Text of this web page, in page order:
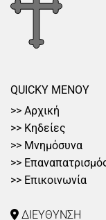
QUICKY ΜΕΝΟΥ
>> Αρχική
>> Κηδείες
>> Μνημόσυνα
>>
>> Επικοινωνία
 ΔΙΕΥΘΥΝΣΗ